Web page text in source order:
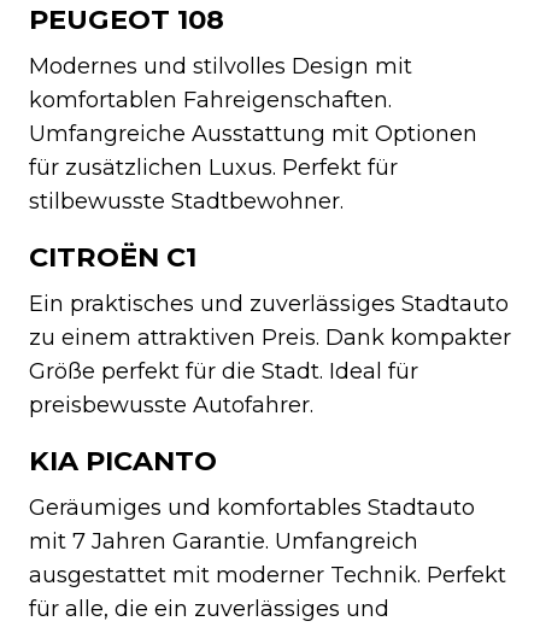
PEUGEOT 108
Modernes und stilvolles Design mit
komfortablen Fahreigenschaften.
Umfangreiche Ausstattung mit Optionen
für zusätzlichen Luxus. Perfekt für
stilbewusste Stadtbewohner.
CITROËN C1
Ein praktisches und zuverlässiges Stadtauto
zu einem attraktiven Preis. Dank kompakter
Größe perfekt für die Stadt. Ideal für
preisbewusste Autofahrer.
KIA PICANTO
Geräumiges und komfortables Stadtauto
mit 7 Jahren Garantie. Umfangreich
ausgestattet mit moderner Technik. Perfekt
für alle, die ein zuverlässiges und